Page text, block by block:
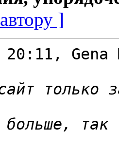
]
Gena
только
больше, так